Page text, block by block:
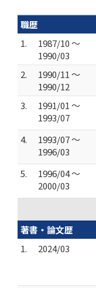
職歴
1.
1987/10 ～
1990/03
2.
1990/11 ～
1990/12
3.
1991/01 ～
1993/07
4.
1993/07 ～
1996/03
5.
1996/04 ～
2000/03
著書・論文歴
1.
2024/03